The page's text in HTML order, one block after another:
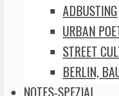
ADBUSTING
URBAN
STREET
BERLIN,
NOTES-SPEZIAL